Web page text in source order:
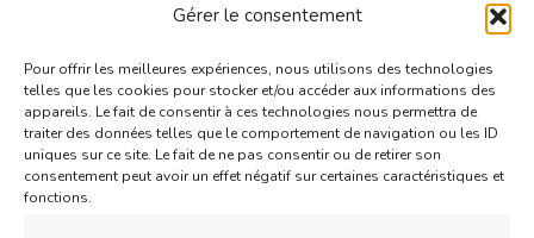
Gérer le consentement
Pour offrir les meilleures expériences, nous utilisons des technologies
telles que les cookies pour stocker et/ou accéder aux informations des
appareils. Le fait de consentir à ces technologies nous permettra de
traiter des données telles que le comportement de navigation ou les ID
uniques sur ce site. Le fait de ne pas consentir ou de retirer son
consentement peut avoir un effet négatif sur certaines caractéristiques et
fonctions.
dansLe Mont Blanc, gâteau antillais
wattootedansGaufres comme à la fête
foraine
ChrisdansMini tartelettes aux chocolat
et confiture de lait caramélisé